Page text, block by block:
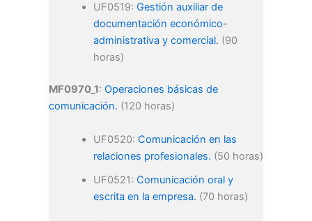
UF0519: Gestión auxiliar de
documentación económico-
administrativa y comercial. (90
horas)
MF0970_1: Operaciones básicas de
comunicación. (120 horas)
UF0520: Comunicación en las
relaciones profesionales. (50 horas)
UF0521: Comunicación oral y
escrita en la empresa. (70 horas)